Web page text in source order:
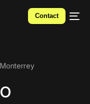
Contact